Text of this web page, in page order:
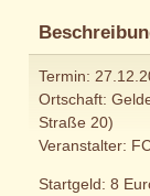
Termin:
Ortschaft:
Straße 20)
Veranstalter:
Startgeld: 8